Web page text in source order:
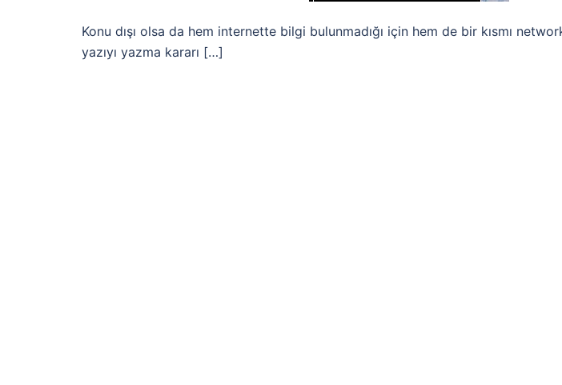
Konu dışı olsa da hem internette bilgi bulunmadığı için hem de bir kısmı
yazıyı yazma kararı […]